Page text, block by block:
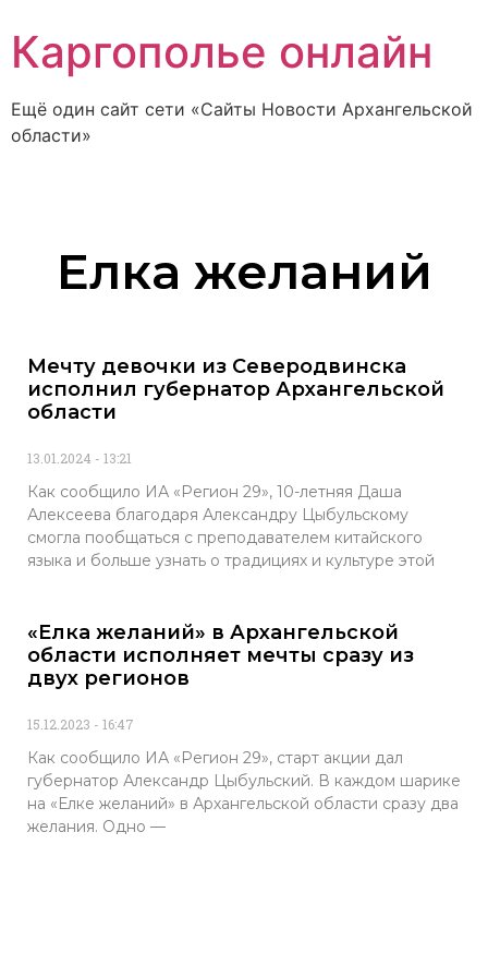
Каргополье онлайн
Ещё один сайт сети «Сайты Новости Архангельской
области»
Елка желаний
Мечту девочки из Северодвинска
исполнил губернатор Архангельской
области
13.01.2024 13:21
Как сообщило ИА «Регион 29», 10-летняя Даша
Алексеева благодаря Александру Цыбульскому
смогла пообщаться с преподавателем китайского
языка и больше узнать о традициях и культуре этой
«Елка желаний» в Архангельской
области исполняет мечты сразу из
двух регионов
15.12.2023 16:47
Как сообщило ИА «Регион 29», старт акции дал
губернатор Александр Цыбульский. В каждом шарике
на «Елке желаний» в Архангельской области сразу два
желания. Одно —